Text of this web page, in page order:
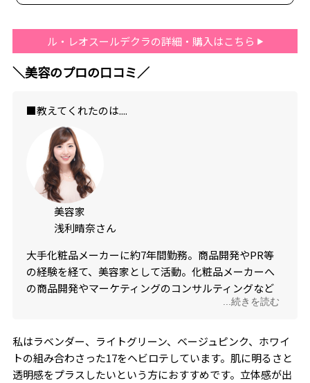
ル・レオスールデクラの詳細・購入はこちら
＼美容のプロの口コミ／
■教えてくれたのは....
美容家
浅利晴奈さん
大手化粧品メーカーに約7年間勤務。商品開発やPR等
の経験を経て、美容家として活動。化粧品メーカーへ
の商品開発やマーケティングのコンサルティングなど
も行う。美容好きが高じて、多数の美容資格も取得
た化粧品選びを指南。インスタグラム
（@haruna_asari）では、美容情報を発信中。
...続きを読む
私はラベンダー、ライトグリーン、ベージュピンク、ホワイ
トの組み合わさった17をヘビロテしています。肌に明るさと
透明感をプラスしたいという方におすすめです。立体感が出